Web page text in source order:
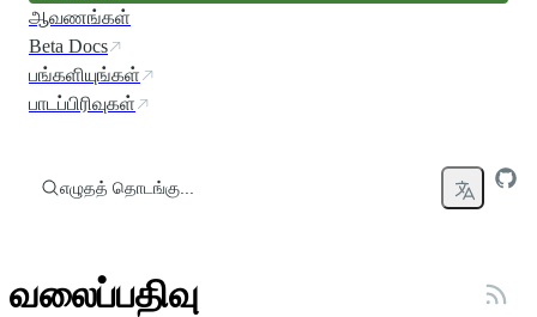
ஆவணங்கள்
Beta Docs
பங்களியுங்கள்
பாடப்பிரிவுகள்
எழுதத் தொடங்கு...
வலைப்பதிவு